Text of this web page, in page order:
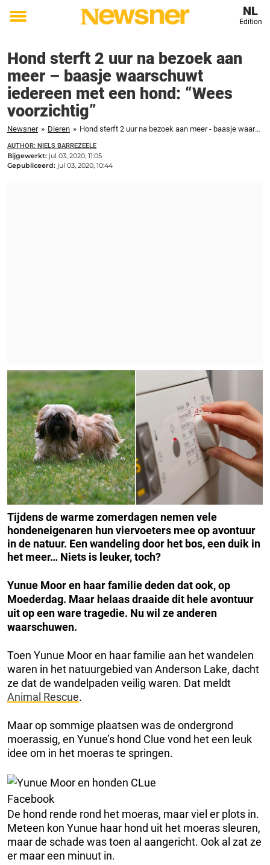
Toggle
NL
Edition
Hond sterft 2 uur na bezoek aan
meer – baasje waarschuwt
iedereen met een hond: “Wees
voorzichtig”
Newsner » Dieren » Hond sterft 2 uur na bezoek aan meer - baasje waarschuwt iedereen met een hond: "Wees voorzichtig"
AUTHOR: NIELS BARREZEELE
Bijgewerkt: jul 03, 2020, 11:05
Gepubliceerd: jul 03, 2020, 10:44
Tijdens de warme zomerdagen nemen vele
hondeneigenaren hun viervoeters mee op avontuur
in de natuur. Een wandeling door het bos, een duik in
het meer… Niets is leuker, toch?
Yunue Moor en haar familie deden dat ook, op
Moederdag. Maar helaas draaide dit hele avontuur
uit op een ware tragedie. Nu wil ze anderen
waarschuwen.
Toen Yunue Moor en haar familie aan het wandelen
waren in het natuurgebied van Anderson Lake, dacht
ze dat de wandelpaden veilig waren. Dat meldt
Animal Rescue.
Maar op sommige plaatsen was de ondergrond
moerassig, en Yunue’s hond Clue vond het een leuk
idee om in het moeras te springen.
Facebook
De hond rende rond het moeras, maar viel er plots in.
Meteen kon Yunue haar hond uit het moeras sleuren,
maar de schade was toen al aangericht. Ook al zat ze
er maar een minuut in.